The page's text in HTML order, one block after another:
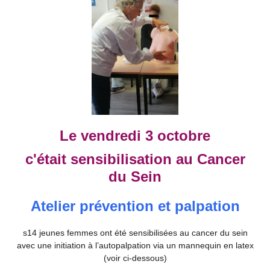
Le vendredi 3 octobre
c'était sensibilisation au Cancer
du Sein
Atelier prévention et palpation
s14 jeunes femmes ont été sensibilisées au cancer du sein
avec une initiation à l’autopalpation via un mannequin en latex
(voir ci-dessous)